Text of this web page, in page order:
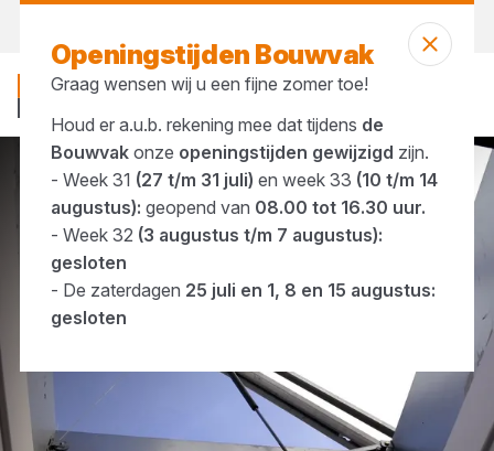
Merken Techcomlight
Openingstijden Bouwvak
Graag wensen wij u een fijne zomer toe!
Houd er a.u.b. rekening mee dat tijdens de
Bouwvakonze openingstijden gewijzigd zijn.
- Week 31 (27 t/m 31 juli) en week 33 (10 t/m 14
augustus): geopend van 08.00 tot 16.30 uur.
- Week 32 (3 augustus t/m 7 augustus):
gesloten
- De zaterdagen 25 juli en 1, 8 en 15 augustus:
gesloten